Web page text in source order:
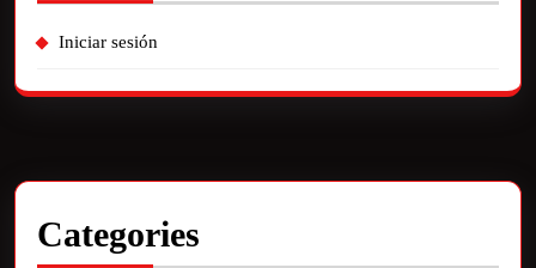
Iniciar sesión
Categories